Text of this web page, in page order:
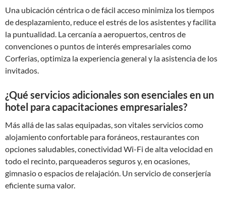
Una ubicación céntrica o de fácil acceso minimiza los tiempos
de desplazamiento, reduce el estrés de los asistentes y facilita
la puntualidad. La cercanía a aeropuertos, centros de
convenciones o puntos de interés empresariales como
Corferias, optimiza la experiencia general y la asistencia de los
invitados.
¿Qué servicios adicionales son esenciales en un
hotel para capacitaciones empresariales?
Más allá de las salas equipadas, son vitales servicios como
alojamiento confortable para foráneos, restaurantes con
opciones saludables, conectividad Wi-Fi de alta velocidad en
todo el recinto, parqueaderos seguros y, en ocasiones,
gimnasio o espacios de relajación. Un servicio de conserjería
eficiente suma valor.